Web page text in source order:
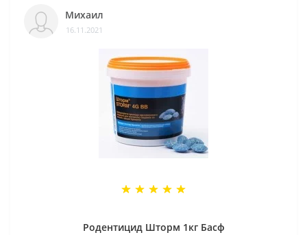
Михаил
16.11.2021
Родентицид Шторм 1кг Басф